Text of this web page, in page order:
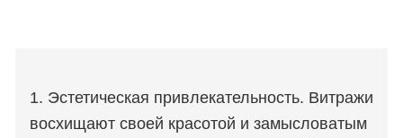
1. Эстетическая привлекательность. Витражи
восхищают своей красотой и замысловатым